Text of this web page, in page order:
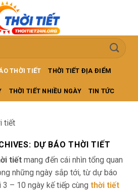
THỜI TIẾT THỜI TIẾT ĐỊA ĐIỂM
THỜI TIẾT NHIỀU NGÀY TIN TỨC
tiết
DỰ BÁO THỜI TIẾT
tiết mang đến cái nhìn tổng quan
những ngày sắp tới, từ dự báo
– 10 ngày kế tiếp cùng thời tiết